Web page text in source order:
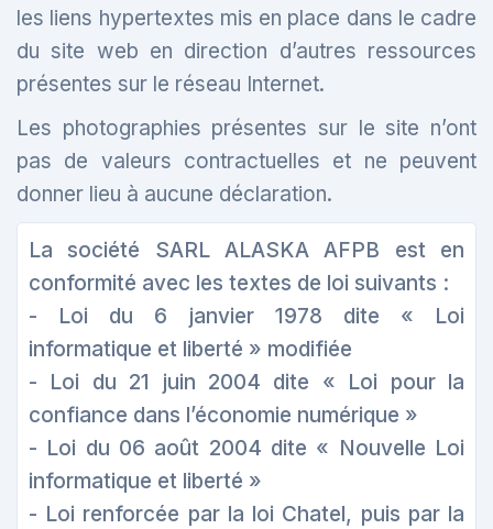
les liens hypertextes mis en place dans le cadre
du site web en direction d’autres ressources
présentes sur le réseau Internet.
Les photographies présentes sur le site n’ont
pas de valeurs contractuelles et ne peuvent
donner lieu à aucune déclaration.
La société SARL ALASKA AFPB est en
conformité avec les textes de loi suivants :
- Loi du 6 janvier 1978 dite « Loi
informatique et liberté » modifiée
- Loi du 21 juin 2004 dite « Loi pour la
confiance dans l’économie numérique »
- Loi du 06 août 2004 dite « Nouvelle Loi
informatique et liberté »
- Loi renforcée par la loi Chatel, puis par la